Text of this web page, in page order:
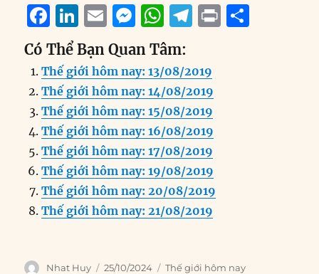
F
a
c
e
b
o
o
k
Li
n
k
e
d
I
n
E
m
ai
l
M
ss
e
n
g
er
W
h
at
s
A
p
p
T
e
g
r
a
m
P
Có Thể Bạn Quan Tâm:
Thế giới hôm nay: 13/08/2019
Thế giới hôm nay: 14/08/2019
Thế giới hôm nay: 15/08/2019
Thế giới hôm nay: 16/08/2019
Thế giới hôm nay: 17/08/2019
Thế giới hôm nay: 19/08/2019
Thế giới hôm nay: 20/08/2019
Thế giới hôm nay: 21/08/2019
Author
Nhat Huy
Posted
25/10/2024 Categories
Thế giới hôm nay